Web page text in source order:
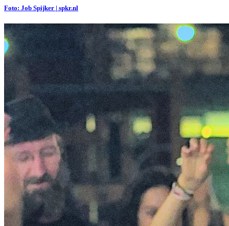
Foto: Job Spijker | spkr.nl